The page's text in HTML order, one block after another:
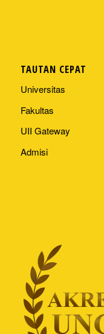
TAUTAN CEPAT
Universitas
Fakultas
UII Gateway
Admisi